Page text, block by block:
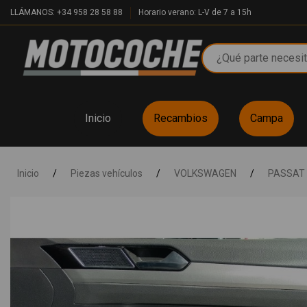
LLÁMANOS: +34 958 28 58 88 Horario verano: L-V de 7 a 15h
Inicio Recambios Campa
Inicio / Piezas vehículos / VOLKSWAGEN /